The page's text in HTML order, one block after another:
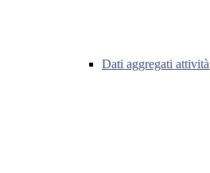
Dati aggregati